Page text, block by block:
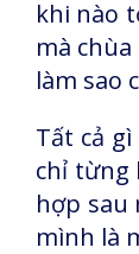
khi nào
mà
làm sao
Tất cả
chỉ từng
hợp sau
mình là